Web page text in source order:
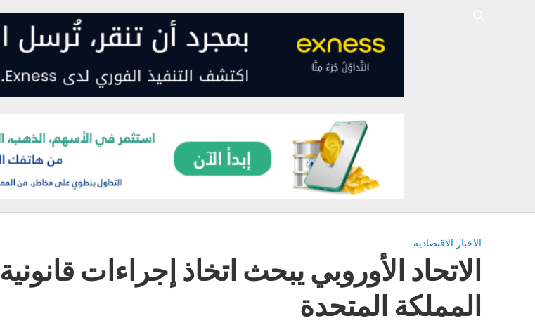
الاخبار الاقتصادية
الاتحاد الأوروبي يبحث اتخاذ إجراءات قانونية
المملكة المتحدة